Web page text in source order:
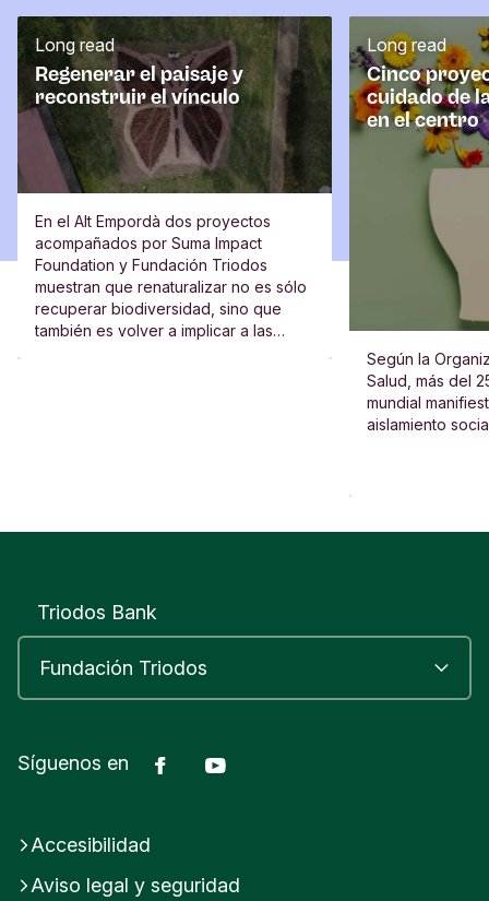
Regenerar el paisaje y
reconstruir el vínculo
Long read
En el Alt Empordà dos proyectos
acompañados por Suma Impact
Foundation y Fundación Triodos
muestran que renaturalizar no es sólo
recuperar biodiversidad, sino que
también es volver a implicar a las
Cinco
cuidado de
en el centro
Long read
Según la
Salud, más del
mundial
aislamiento
Triodos Bank
Síguenos en Facebook
Accesibilidad
Aviso legal y seguridad